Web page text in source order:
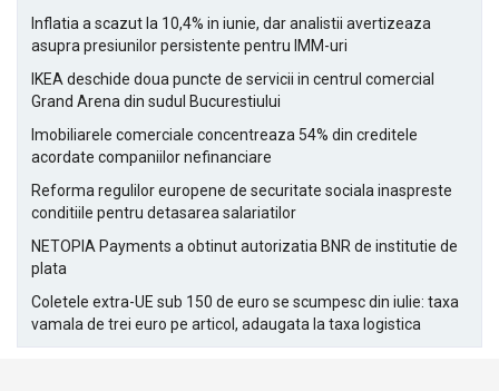
Inflatia a scazut la 10,4% in iunie, dar analistii avertizeaza
asupra presiunilor persistente pentru IMM-uri
IKEA deschide doua puncte de servicii in centrul comercial
Grand Arena din sudul Bucurestiului
Imobiliarele comerciale concentreaza 54% din creditele
acordate companiilor nefinanciare
Reforma regulilor europene de securitate sociala inaspreste
conditiile pentru detasarea salariatilor
NETOPIA Payments a obtinut autorizatia BNR de institutie de
plata
Coletele extra-UE sub 150 de euro se scumpesc din iulie: taxa
vamala de trei euro pe articol, adaugata la taxa logistica